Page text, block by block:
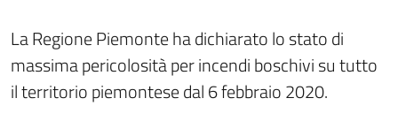
La Regione Piemonte ha dichiarato lo stato di
massima pericolosità per incendi boschivi su tutto
il territorio piemontese dal 6 febbraio 2020.